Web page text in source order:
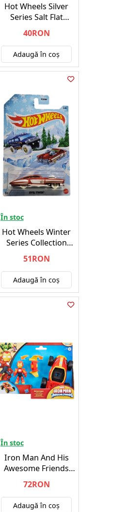
Hot Wheels Silver
Series Salt Flat
Ground FX
40RON
Adaugă în coş
În stoc
Hot Wheels Winter
Series Collection
Random (W3099)
51RON
Adaugă în coş
În stoc
Iron Man And His
Awesome Friends
Vehicles And Playsets
Iron Man (G1471)
72RON
Adaugă în coş